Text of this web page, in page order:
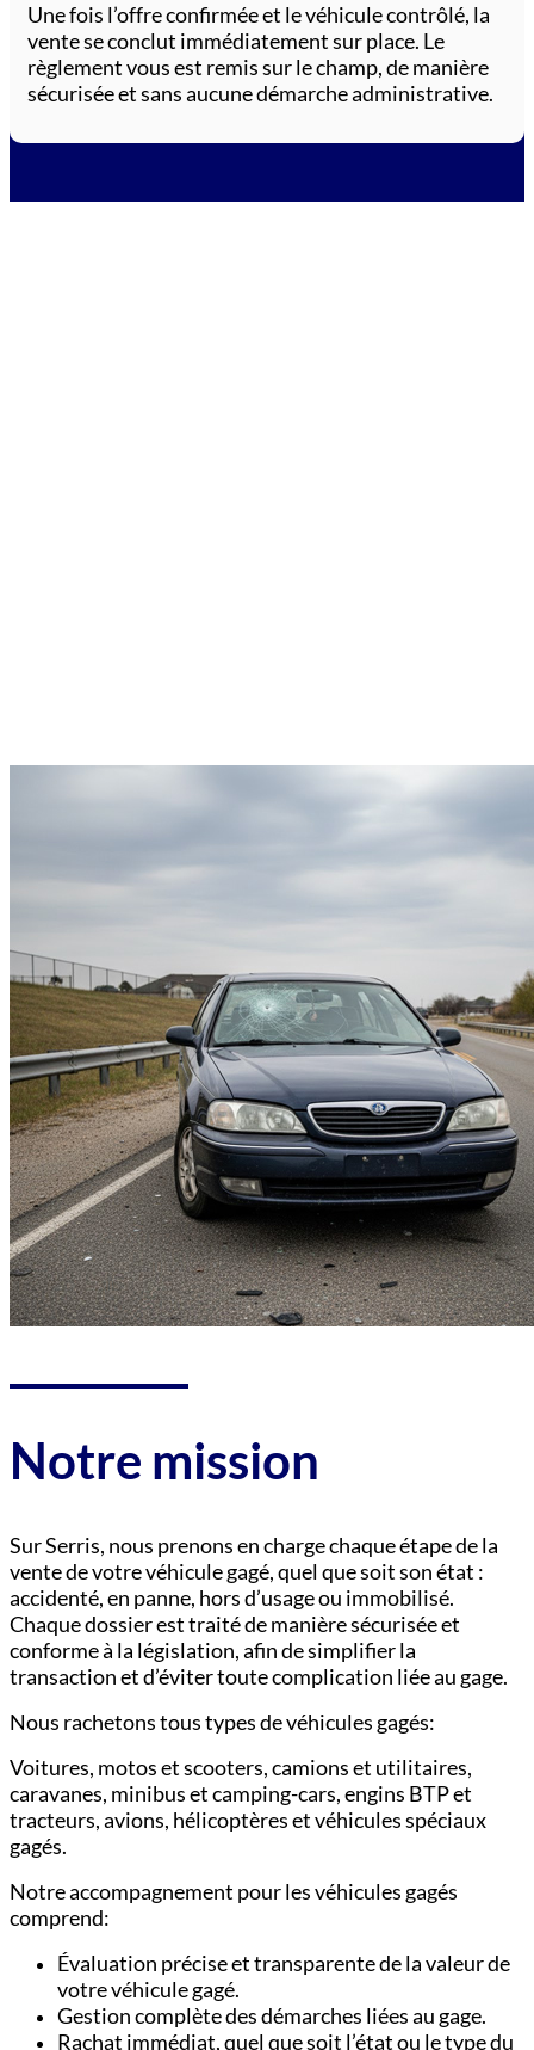
Une fois l’offre confirmée et le véhicule contrôlé, la
vente se conclut immédiatement sur place. Le
règlement vous est remis sur le champ, de manière
sécurisée et sans aucune démarche administrative.
Notre mission
Sur Serris, nous prenons en charge chaque étape de la
vente de votre véhicule gagé, quel que soit son état :
accidenté, en panne, hors d’usage ou immobilisé.
Chaque dossier est traité de manière sécurisée et
conforme à la législation, afin de simplifier la
transaction et d’éviter toute complication liée au gage.
Nous rachetons tous types de véhicules gagés:
Voitures, motos et scooters,camions et utilitaires,
caravanes, minibus et camping-cars,engins BTP et
tracteurs,avions, hélicoptères et véhicules spéciaux
gagés.
Notre accompagnement pour les véhicules gagés
comprend:
Évaluation précise et transparente de la valeur de
votre véhicule gagé.
Gestion complète des démarches liées au gage.
Rachat immédiat, quel que soit l’état ou le type du